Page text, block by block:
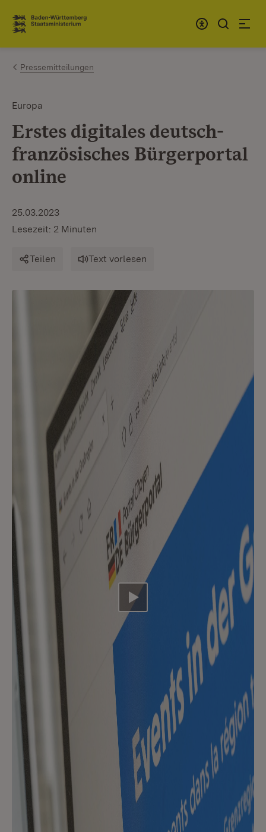
Zum Inhalt springen
Link zur Startseite
Pressemitteilungen
Europa
Erstes digitales deutsch-
französisches Bürgerportal
online
25.03.2023
Lesezeit: 2 Minuten
Teilen Text vorlesen
Video abspielen